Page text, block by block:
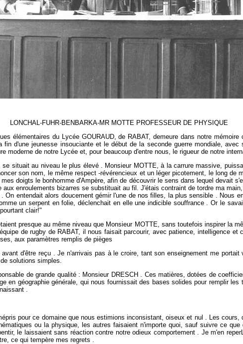
LONCHAL-FUHR-BENBARKA-MR MOTTE PROFESSEUR DE PHYSIQUE
élémentaires du Lycée GOURAUD, de RABAT, demeure dans notre
d'une jeunesse insouciante et le début de la seconde guerre mondiale,
moderne de notre Lycée et, pour beaucoup d'entre nous, le rigueur de notre
situait au niveau le plus élevé . Monsieur MOTTE, à la carrure massive,
son nom, le même respect -révérencieux et un léger picotement, le long
doigts le bonhomme d'Ampère, afin de découvrir le sens dans lequel devait
enroulements bizarres se substituait au fil. J'étais contraint de tordre ma
On entendait alors doucement gémir l'une de nos filles, la plus sensible . Nous
un serpent en folie, déclenchait en elle une indicible souffrance . Or le
clair!"
presque au même niveau que Monsieur MOTTE, sans toutefois inspirer la
de rugby de RABAT, il nous faisait parcourir, avec patience, intelligence
aux paramètres remplis de pièges
d'être reçu . Je n'arrivais pas à le croire, tant son enseignement me
solutions simples.
de grande qualité : Monsieur DRESCH . Ces matières, dotées de
en géographie générale, qui nous fournissait des bases solides pour remplir
.
pour ce domaine que nous estimions inconsistant, oiseux et nul . Les
ou la physique, les autres faisaient n'importe quoi, sauf suivre ce
le laissaient sans réaction contre notre odieux comportement . Je m'en
ce qui tempère mes regrets .